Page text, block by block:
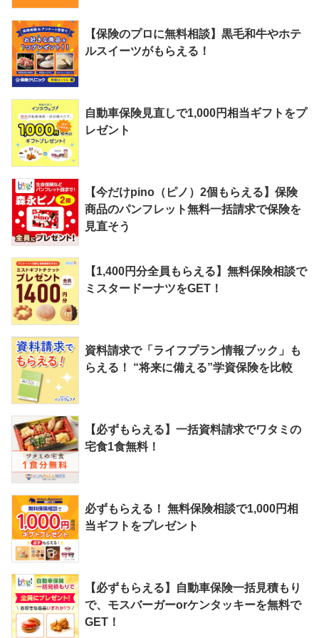
【保険のプロに無料相談】黒毛和牛やホテ
ルスイーツがもらえる！
自動車保険見直しで1,000円相当ギフトをプ
レゼント
【今だけpino（ピノ）2個もらえる】保険
商品のパンフレット無料一括請求で保険を
見直そう
【1,400円分全員もらえる】無料保険相談で
ミスタードーナツをGET！
資料請求で「ライフプラン情報ブック」も
らえる！ “将来に備える”学資保険を比較
【必ずもらえる】一括資料請求でワタミの
宅食1食無料！
必ずもらえる！ 無料保険相談で1,000円相
当ギフトをプレゼント
【必ずもらえる】自動車保険一括見積もり
で、モスバーガーorケンタッキーを無料で
GET！